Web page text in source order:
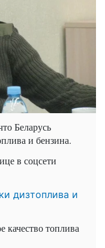
Беларусь
и бензина.
в соцсети
дизтоплива и
качество топлива